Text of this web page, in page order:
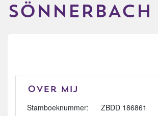
SÖNNERBACH
Over mij
Stamboeknummer:
ZBDD 186861